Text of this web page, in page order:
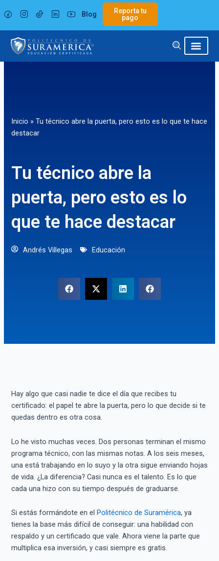
al
contenido
Blog
Reporta tu
pago
Inicio » Tu técnico abre la puerta, pero esto es lo que te hace
destacar
Tu técnico abre la
puerta, pero esto es lo
que te hace destacar
Andrés Villegas Educación
Hay algo que casi nadie te dice el día que recibes tu
certificado: el papel te abre la puerta, pero lo que decide si te
quedas dentro es otra cosa.
Lo he visto muchas veces. Dos personas terminan el mismo
programa técnico, con las mismas notas. A los seis meses,
una está trabajando en lo suyo y la otra sigue enviando hojas
de vida. ¿La diferencia? Casi nunca es el talento. Es lo que
cada una hizo con su tiempo después de graduarse.
Si estás formándote en el Politécnico de Suramérica, ya
tienes la base más difícil de conseguir: una habilidad con
respaldo y un certificado que vale. Ahora viene la parte que
multiplica esa inversión, y casi siempre es gratis.